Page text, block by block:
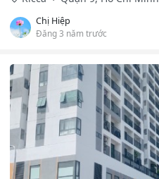
Chị Hiệp
Đăng 3 năm trước